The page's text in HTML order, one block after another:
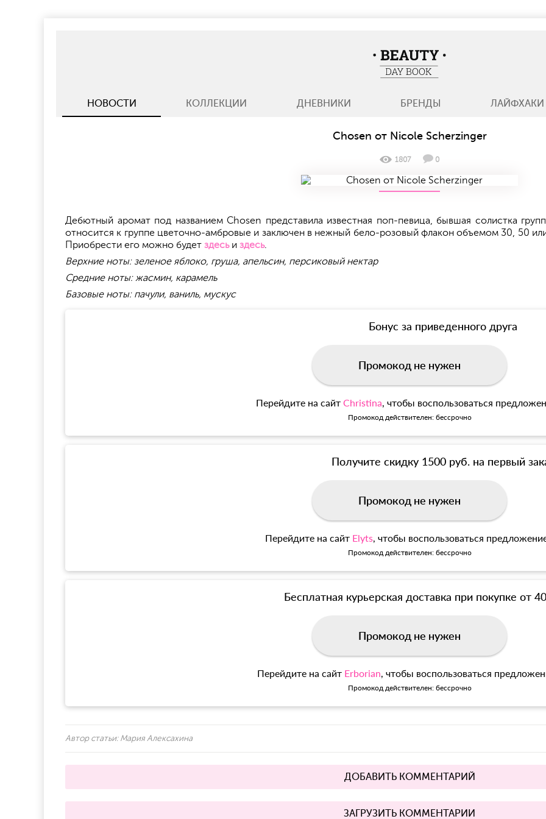
НОВОСТИ КОЛЛЕКЦИИ ДНЕВНИКИ БРЕНДЫ ЛАЙФХАКИ
BeautyDayBook
Chosen от Nicole Scherzinger
1807 0
Дебютный аромат под названием Chosen представила известная поп-певица, бывшая солистка
относится к группе цветочно-амбровые и заключен в нежный бело-розовый флакон объемом 30, 50
Приобрести его можно будет здесьи здесь.
Верхние ноты: зеленое яблоко, груша, апельсин, персиковый нектар
Средние ноты: жасмин, карамель
Базовые ноты: пачули, ваниль, мускус
Бонус за приведенного друга
Промокод не нужен
Перейдите на сайт Christina, чтобы воспользоваться
Промокод действителен: бессрочно
Получите скидку 1500 руб. на первый
Промокод не нужен
Перейдите на сайт Elyts, чтобы воспользоваться
Промокод действителен: бессрочно
Бесплатная курьерская доставка при покупке от
Промокод не нужен
Перейдите на сайт Erborian, чтобы воспользоваться
Промокод действителен: бессрочно
Автор статьи: Мария Алексахина
ДОБАВИТЬ КОММЕНТАРИЙ
ЗАГРУЗИТЬ КОММЕНТАРИИ